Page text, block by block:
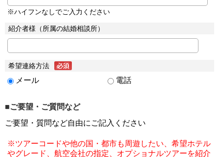
※ハイフンなしでご入力ください
紹介者様（所属の結婚相談所）
希望連絡方法
メール 電話
■ご要望・ご質問など
ご要望・質問など自由にご記入ください
※ツアーコードや他の国・都市も周遊したい、希望ホテル
やグレード、航空会社の指定、オプショナルツアーを紹介